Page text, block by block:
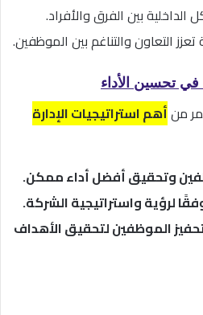
الداخلية بين الفرق والأفراد.
التعاون والتناغم بين الموظفين.
منأهم استراتيجيات الإدارة
وتحقيق أفضل أداء ممكن.
لرؤية واستراتيجية الشركة.
الموظفين لتحقيق الأهداف